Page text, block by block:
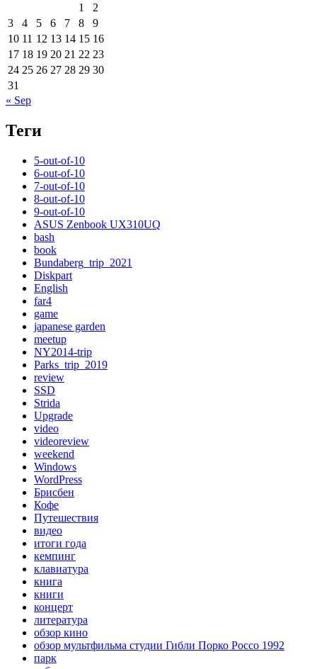
1
2
3
4 5 6 7 8
9
10 11 12 13 14 15 16
17 18 19 20 21 22 23
24 25 26 27 28 29 30
31
« Sep
Теги
5-out-of-10
6-out-of-10
7-out-of-10
8-out-of-10
9-out-of-10
ASUS Zenbook UX310UQ
bash
book
Bundaberg_trip_2021
Diskpart
English
far4
game
japanese garden
meetup
NY2014-trip
Parks_trip_2019
review
SSD
Strida
Upgrade
video
videoreview
weekend
Windows
WordPress
Брисбен
Кофе
Путешествия
видео
итоги года
кемпинг
клавиатура
книга
книги
концерт
литература
обзор кино
обзор мультфильма студии Гибли Порко Россо 1992
парк